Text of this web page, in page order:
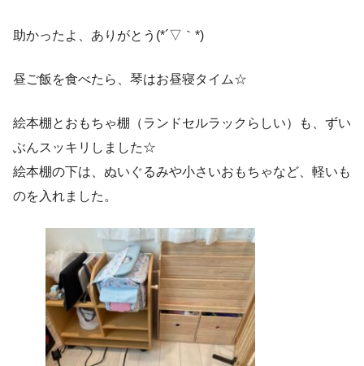
助かったよ、ありがとう(*´▽｀*)
昼ご飯を食べたら、琴はお昼寝タイム☆
絵本棚とおもちゃ棚（ランドセルラックらしい）も、ずい
ぶんスッキリしました☆
絵本棚の下は、ぬいぐるみや小さいおもちゃなど、軽いも
のを入れました。